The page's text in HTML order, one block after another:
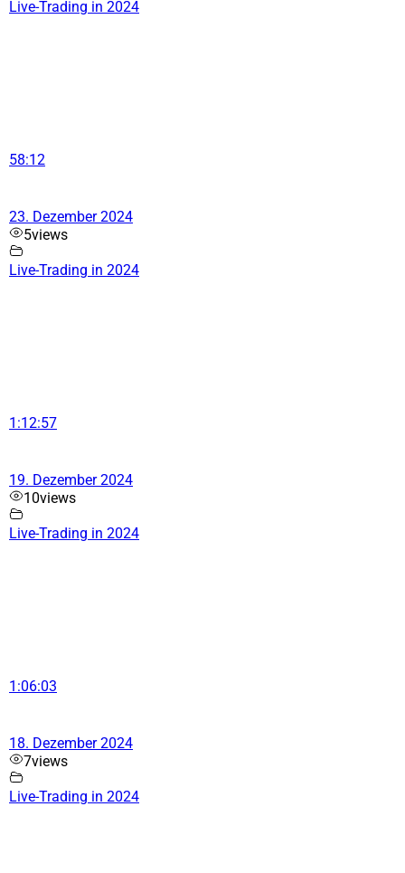
Live-Trading in 2024
58:12
23. Dezember 2024
5views
Live-Trading in 2024
1:12:57
19. Dezember 2024
10views
Live-Trading in 2024
1:06:03
18. Dezember 2024
7views
Live-Trading in 2024